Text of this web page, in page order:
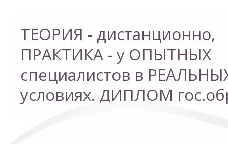
ТЕОРИЯ - дистанционно,
ПРАКТИКА - у ОПЫТНЫХ
специалистов в
условиях. ДИПЛОМ
ТЕОРИЯ - дистанционно,
ПРАКТИКА - у ОПЫТНЫХ
специалистов в
условиях. ДИПЛОМ